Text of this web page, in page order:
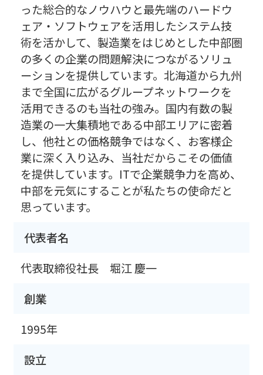
った総合的なノウハウと最先端のハードウ
ェア・ソフトウェアを活用したシステム技
術を活かして、製造業をはじめとした中部圏
の多くの企業の問題解決につながるソリュ
ーションを提供しています。北海道から九州
まで全国に広がるグループネットワークを
活用できるのも当社の強み。国内有数の製
造業の一大集積地である中部エリアに密着
し、他社との価格競争ではなく、お客様企
業に深く入り込み、当社だからこその価値
を提供しています。ITで企業競争力を高め、
中部を元気にすることが私たちの使命だと
思っています。
代表者名
代表取締役社長 堀江 慶一
創業
1995年
設立